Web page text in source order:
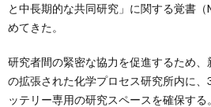
と中長期的な共同研究」に関する覚書
めてきた。
研究者間の緊密な協力を促進するため
の拡張された化学プロセス研究所内に
ッテリー専用の研究スペースを確保す